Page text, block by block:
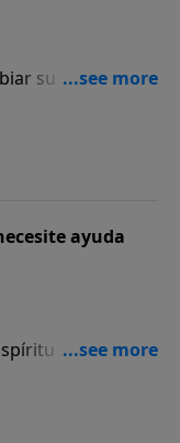
su vida para
ayuda
Santo para
cada día.